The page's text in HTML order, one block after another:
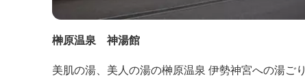
榊原温泉 神湯館
美肌の湯、美人の湯の榊原温泉 伊勢神宮への湯ごり